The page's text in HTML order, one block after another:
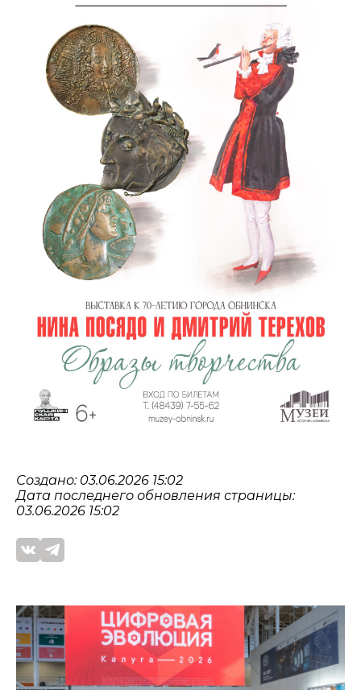
Создано: 03.06.2026 15:02
Дата последнего обновления страницы:
03.06.2026 15:02